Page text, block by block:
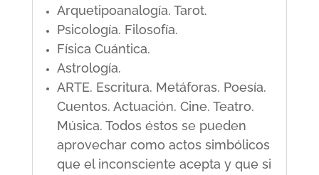
Arquetipoanalogía. Tarot.
Psicología. Filosofía.
Física Cuántica.
Astrología.
ARTE. Escritura. Metáforas. Poesía.
Cuentos. Actuación. Cine. Teatro.
Música. Todos éstos se pueden
aprovechar como actos simbólicos
que el inconsciente acepta y que si